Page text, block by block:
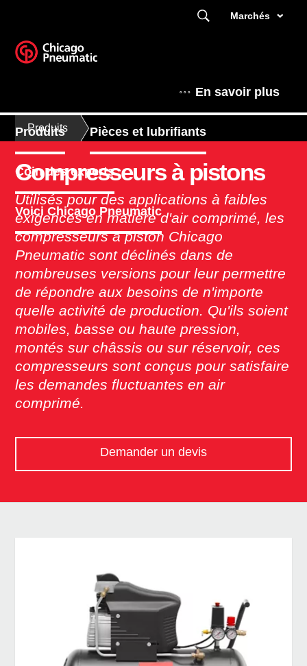
Marchés
En savoir plus
Produits Pièces et lubrifiants
Coin des experts
Voici Chicago Pneumatic
Produits
Compresseurs à pistons
Utilisés pour des applications à faibles
exigences en matière d'air comprimé, les
compresseurs à piston Chicago
Pneumatic sont déclinés dans de
nombreuses versions pour leur permettre
de répondre aux besoins de n'importe
quelle activité de production. Qu'ils soient
mobiles, basse ou haute pression,
montés sur châssis ou sur réservoir, ces
compresseurs sont conçus pour satisfaire
les demandes fluctuantes en air
comprimé.
Demander un devis